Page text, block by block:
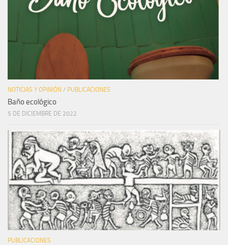
NOTICIAS Y OPINIÓN / PUBLICACIONES
Baño ecológico
5 DE DICIEMBRE DE 2022
PUBLICACIONES